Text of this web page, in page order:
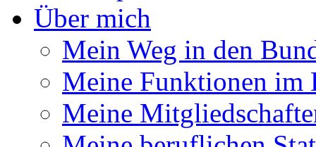
Über mich
Mein Weg in den
Meine Funktionen im
Meine